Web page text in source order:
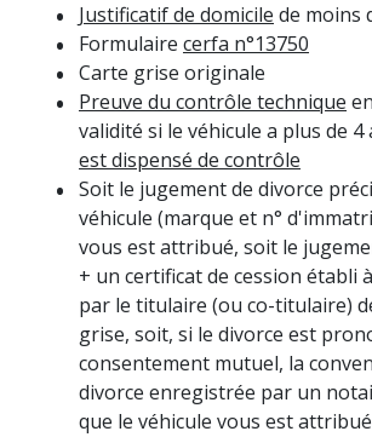
Justificatif de domicile de moins
Formulaire cerfa n°13750
Carte grise originale
Preuve du contrôle technique
validité si le véhicule a plus de 4
est dispensé de contrôle
Soit le jugement de divorce
véhicule (marque et n°
vous est attribué, soit le
+ un certificat de cession établi
par le titulaire (ou co-titulaire)
grise, soit, si le divorce est
consentement mutuel, la
divorce enregistrée par un
que le véhicule vous est attribué